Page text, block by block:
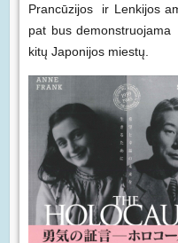
Prancūzijos ir Lenkijos
pat bus
kitų Japonijos miestų.